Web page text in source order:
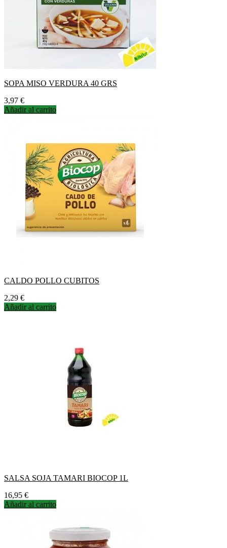
SOPA MISO VERDURA 40 GRS
Precio
3,97 €
Añadir al carrito
CALDO POLLO CUBITOS
Precio
2,29 €
Añadir al carrito
SALSA SOJA TAMARI BIOCOP 1L
Precio
16,95 €
Añadir al carrito